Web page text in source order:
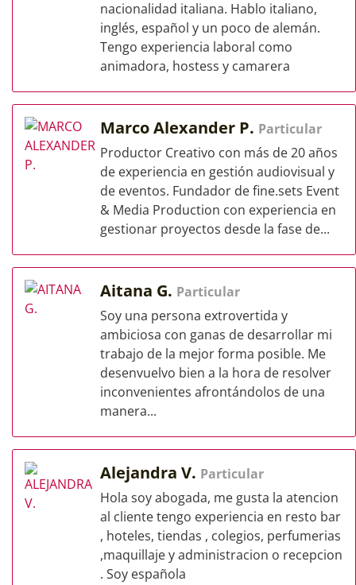
nacionalidad italiana. Hablo italiano,
inglés, español y un poco de alemán.
Tengo experiencia laboral como
animadora, hostess y camarera
Marco Alexander P. Particular
Productor Creativo con más de 20 años
de experiencia en gestión audiovisual y
de eventos. Fundador de fine.sets Event
& Media Production con experiencia en
gestionar proyectos desde la fase de...
Aitana G. Particular
Soy una persona extrovertida y
ambiciosa con ganas de desarrollar mi
trabajo de la mejor forma posible. Me
desenvuelvo bien a la hora de resolver
inconvenientes afrontándolos de una
manera...
Alejandra V. Particular
Hola soy abogada, me gusta la atencion
al cliente tengo experiencia en resto bar
, hoteles, tiendas , colegios, perfumerias
,maquillaje y administracion o recepcion
. Soy española